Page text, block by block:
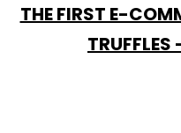
THE FIRST E-
TRUFFLES